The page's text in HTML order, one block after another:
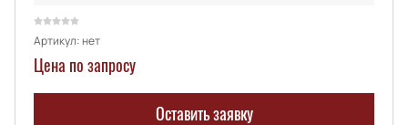
Артикул:нет
Цена по запросу
Оставить заявку